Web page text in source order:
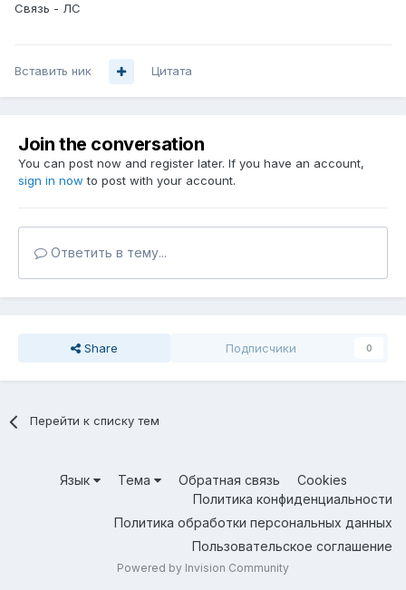
Связь - ЛС
Вставить ник Цитата
Join the conversation
You can post now and register later. If you have an account,
sign in now to post with your account.
Ответить в тему...
Share Подписчики 0
Перейти к списку тем
Язык Тема Обратная связь
Cookies
Политика конфиденциальности
Политика обработки персональных данных
Пользовательское соглашение
Powered by Invision Community